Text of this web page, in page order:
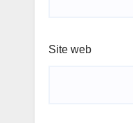
Site web